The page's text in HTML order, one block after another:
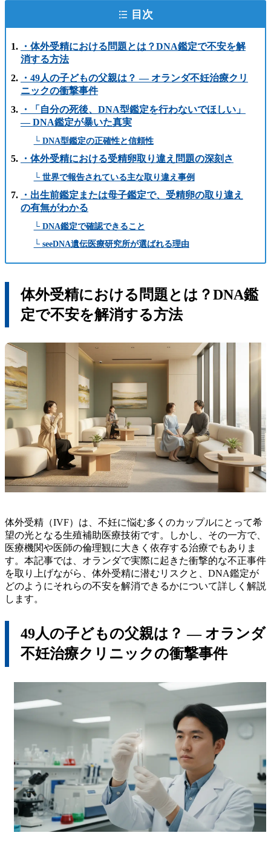
目次
・体外受精における問題とは？DNA鑑定で不安を解
消する方法
・49人の子どもの父親は？ ― オランダ不妊治療クリ
ニックの衝撃事件
・「自分の死後、DNA型鑑定を行わないでほしい」
― DNA鑑定が暴いた真実
└ DNA型鑑定の正確性と信頼性
・体外受精における受精卵取り違え問題の深刻さ
└ 世界で報告されている主な取り違え事例
・出生前鑑定または母子鑑定で、受精卵の取り違え
の有無がわかる
└ DNA鑑定で確認できること
└ seeDNA遺伝医療研究所が選ばれる理由
体外受精における問題とは？DNA鑑
定で不安を解消する方法
体外受精（IVF）は、不妊に悩む多くのカップルにとって希
望の光となる生殖補助医療技術です。しかし、その一方で、
医療機関や医師の倫理観に大きく依存する治療でもありま
す。本記事では、オランダで実際に起きた衝撃的な不正事件
を取り上げながら、体外受精に潜むリスクと、DNA鑑定が
どのようにそれらの不安を解消できるかについて詳しく解説
します。
49人の子どもの父親は？ ― オランダ
不妊治療クリニックの衝撃事件